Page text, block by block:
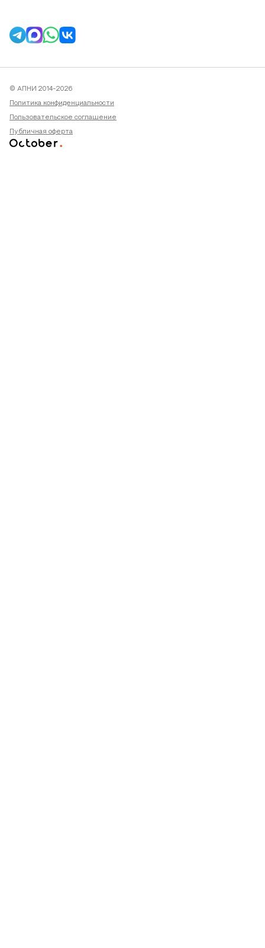
© АПНИ 2014-2026
Политика конфиденциальности
Пользовательское соглашение
Публичная оферта